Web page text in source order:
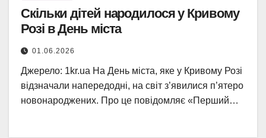
Скільки дітей народилося у Кривому
Розі в День міста
01.06.2026
Джерело: 1kr.ua На День міста, яке у Кривому Розі
відзначали напередодні, на світ з’явилися п’ятеро
новонароджених. Про це повідомляє «Перший…